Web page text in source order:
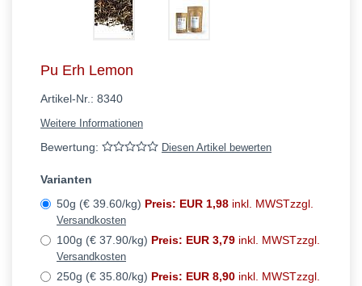
Pu Erh Lemon
Artikel-Nr.: 8340
Weitere Informationen
Bewertung: Diesen Artikel bewerten
Varianten
50g (€ 39.60/kg) Preis: EUR 1,98 inkl. MWSTzzgl.
Versandkosten
100g (€ 37.90/kg) Preis: EUR 3,79 inkl. MWSTzzgl.
Versandkosten
250g (€ 35.80/kg) Preis: EUR 8,90 inkl. MWSTzzgl.